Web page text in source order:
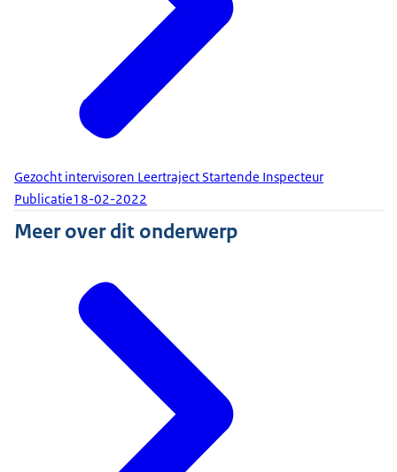
Gezocht intervisoren Leertraject Startende Inspecteur
Publicatie18-02-2022
Meer over dit onderwerp